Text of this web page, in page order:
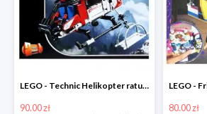
LEGO - Technic Helikopter ratunkowy w super cenie
90.00 zł 80.00 zł